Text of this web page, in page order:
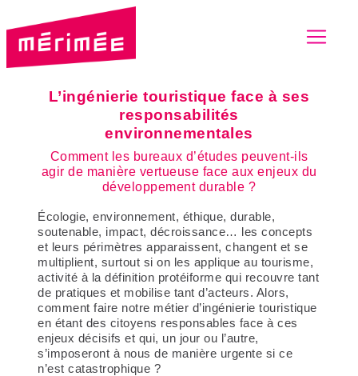
L’ingénierie touristique face à ses
responsabilités
environnementales
Comment les bureaux d’études peuvent-ils
agir de manière vertueuse face aux enjeux du
développement durable ?
Écologie, environnement, éthique, durable,
soutenable, impact, décroissance… les concepts
et leurs périmètres apparaissent, changent et se
multiplient, surtout si on les applique au tourisme,
activité à la définition protéiforme qui recouvre tant
de pratiques et mobilise tant d’acteurs. Alors,
comment faire notre métier d’ingénierie touristique
en étant des citoyens responsables face à ces
enjeux décisifs et qui, un jour ou l’autre,
s’imposeront à nous de manière urgente si ce
n’est catastrophique ?